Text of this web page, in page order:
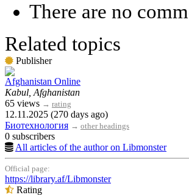
There are no
Related topics
Publisher
Afghanistan Online
Kabul, Afghanistan
65 views → rating
12.11.2025 (270 days ago)
Биотехнология → other headings
0 subscribers
All articles of the author on Libmonster
Official page:
https://library.af/Libmonster
Rating